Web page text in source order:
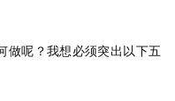
做呢？我想必须突出以下五